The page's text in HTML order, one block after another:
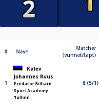
# Navn
Matcher
(vunnet/tapt)
1
Kalev
Johannes Ruus
Predator Billiard
Sport Academy
Tallinn
6 (5/1)